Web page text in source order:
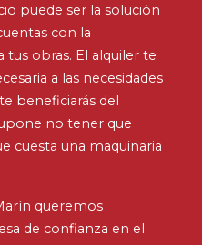
puede ser la solución
con la
tus obras. El alquiler te
a las necesidades
beneficiarás del
no tener que
cuesta una maquinaria
queremos
de confianza en el